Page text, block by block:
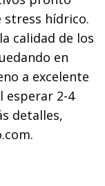
stress hídrico.
calidad de los
en
a excelente
esperar 2-4
detalles,